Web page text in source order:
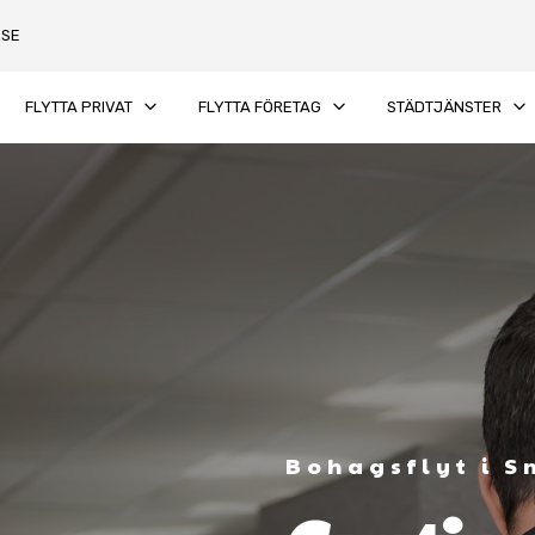
FLYTTA PRIVAT keyboard_arrow_down FLYTTA FÖRETAG keyboard_arrow_down STÄDTJÄNSTER keyboard_arrow_down
Bohagsflyt i